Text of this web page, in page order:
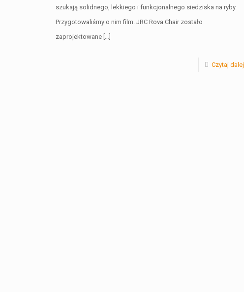
szukają solidnego, lekkiego i funkcjonalnego siedziska na ryby.
Przygotowaliśmy o nim film. JRC Rova Chair zostało
zaprojektowane[…]
Czytaj dalej